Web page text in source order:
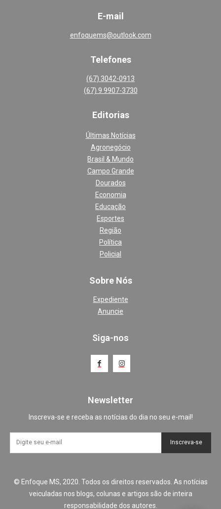
E-mail
enfoquems@outlook.com
Telefones
(67) 3042-0913
(67) 9 9907-3730
Editorias
Últimas Notícias
Agronegócio
Brasil & Mundo
Campo Grande
Dourados
Economia
Educação
Esportes
Região
Política
Policial
Sobre Nós
Expediente
Anuncie
Siga-nos
Newsletter
Inscreva-se e receba as notícias do dia no seu e-mail!
Inscreva-se
© Enfoque MS, 2020. Todos os direitos reservados. As notícias
veiculadas nos blogs, colunas e artigos são de inteira
responsabilidade dos autores.